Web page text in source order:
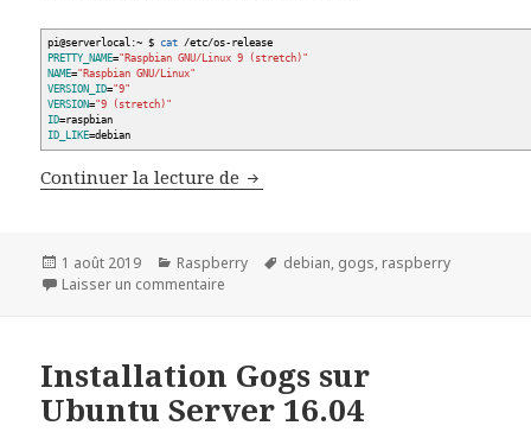
pi@serverlocal:~ $ cat /etc/os-release
PRETTY_NAME="Raspbian GNU/Linux 9 (stretch)"
NAME="Raspbian GNU/Linux"
VERSION_ID="9"
VERSION="9 (stretch)"
ID=raspbian
ID_LIKE=debian
Continuer la lecture de Création de service Gogs avec
Publié
le
1 août 2019 Catégories
Raspberry
Mots-
debian, gogs, raspberry
Laisser un commentaire
Installation Gogs sur
Ubuntu Server 16.04